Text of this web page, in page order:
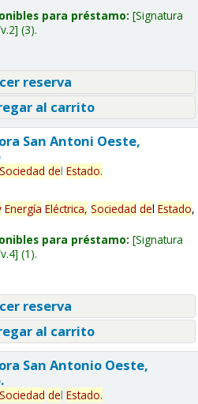
para préstamo: Signatura
(3).
reserva
al carrito
San Antoni Oeste,
Sociedad del Estado.
Energía Eléctrica, Sociedad del Estado,
para préstamo: Signatura
(1).
reserva
al carrito
San Antonio Oeste,
Sociedad del Estado.